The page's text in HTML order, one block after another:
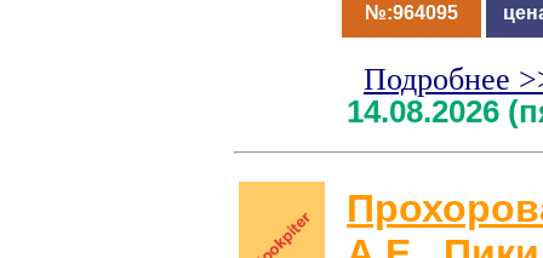
№:964095
Подробнее
14.08.2026